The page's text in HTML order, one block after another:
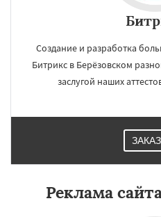
Создание и разработка
Битрикс в Берёзовском
заслугой наших
Реклама